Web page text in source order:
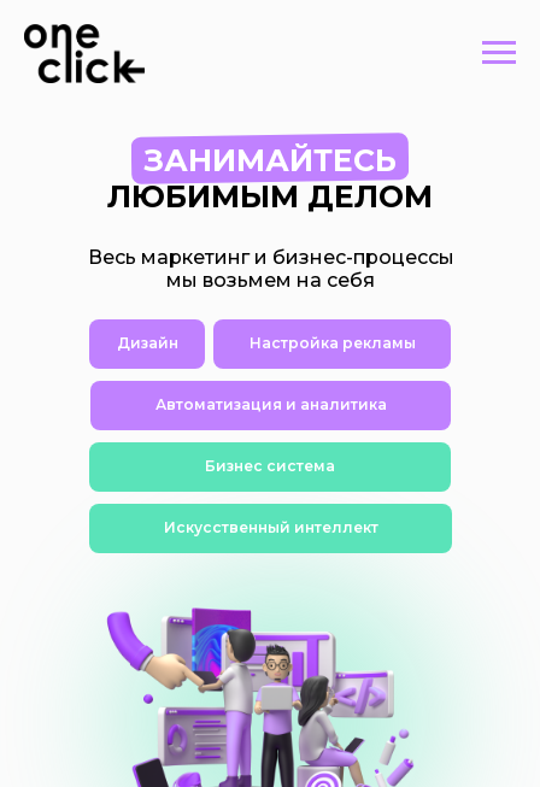
ЗАНИМАЙТЕСЬ
ЛЮБИМЫМ ДЕЛОМ
Весь маркетинг и бизнес-процессы
мы возьмем на себя
Дизайн Настройка рекламы
Автоматизация и аналитика
Бизнес система
Искусственный интеллект